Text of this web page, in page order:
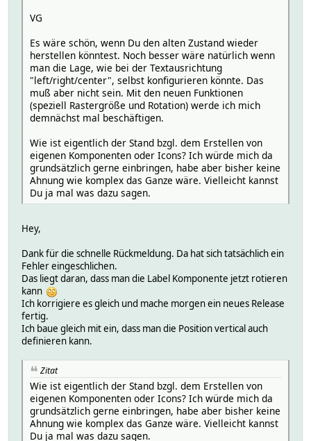
VG
Es wäre schön, wenn Du den alten Zustand wieder
herstellen könntest. Noch besser wäre natürlich wenn
man die Lage, wie bei der Textausrichtung
"left/right/center", selbst konfigurieren könnte. Das
muß aber nicht sein. Mit den neuen Funktionen
(speziell Rastergröße und Rotation) werde ich mich
demnächst mal beschäftigen.
Wie ist eigentlich der Stand bzgl. dem Erstellen von
eigenen Komponenten oder Icons? Ich würde mich da
grundsätzlich gerne einbringen, habe aber bisher keine
Ahnung wie komplex das Ganze wäre. Vielleicht kannst
Du ja mal was dazu sagen.
Hey,
Dank für die schnelle Rückmeldung. Da hat sich tatsächlich ein
Fehler eingeschlichen.
Das liegt daran, dass man die Label Komponente jetzt rotieren
kann
Ich korrigiere es gleich und mache morgen ein neues Release
fertig.
Ich baue gleich mit ein, dass man die Position vertical auch
definieren kann.
Zitat
Wie ist eigentlich der Stand bzgl. dem Erstellen von
eigenen Komponenten oder Icons? Ich würde mich da
grundsätzlich gerne einbringen, habe aber bisher keine
Ahnung wie komplex das Ganze wäre. Vielleicht kannst
Du ja mal was dazu sagen.